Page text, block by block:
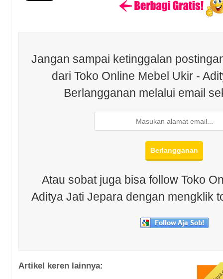
Jangan sampai ketinggalan
dari Toko Online Mebel Ukir -
Berlangganan melalui email
Atau sobat juga bisa follow Toko
Aditya Jati Jepara dengan mengklik
Artikel keren lainnya: